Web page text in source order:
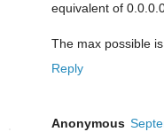
equivalent of
The max possible
Reply
Anonymous